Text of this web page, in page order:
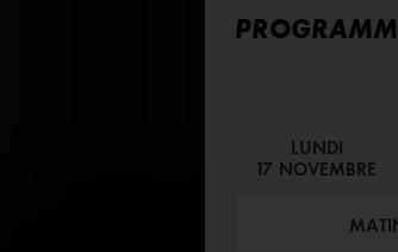
LUNDI
17 NOVEMBRE